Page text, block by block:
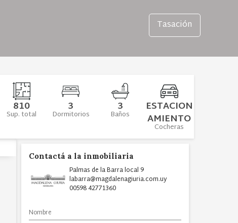
Tasación
810
Sup. total 3
Dormitorios 3
Baños ESTACION
AMIENTO
Cocheras
Contactá a la inmobiliaria
Palmas de la Barra local 9
labarra@magdalenagiuria.com.uy
00598 42771360